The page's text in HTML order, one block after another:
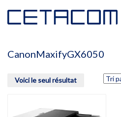
CanonMaxifyGX6050
Voici le seul résultat